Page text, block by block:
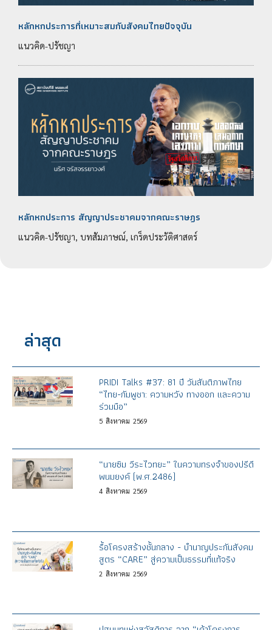
หลักหกประการที่เหมาะสมกับสังคมไทยปัจจุบัน
แนวคิด-ปรัชญา
หลักหกประการ สัญญาประชาคมจากคณะราษฎร
แนวคิด-ปรัชญา, บทสัมภาษณ์, เกร็ดประวัติศาสตร์
ล่าสุด
PRIDI Talks #37: 81 ปี วันสันติภาพไทย
“ไทย-กัมพูชา: ความหวัง ทางออก และความ
ร่วมมือ”
5 สิงหาคม 2569
“นายซิม วีระไวทยะ” ในความทรงจำของปรีดี
พนมยงค์ (พ.ศ.2486)
4 สิงหาคม 2569
รื้อโครงสร้างชั้นกลาง - บำนาญประกันสังคม
สูตร “CARE” สู่ความเป็นธรรมที่แท้จริง
2 สิงหาคม 2569